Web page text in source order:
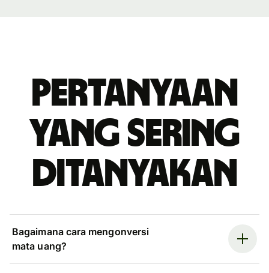
Pertanyaan
yang sering
ditanyakan
Bagaimana cara mengonversi
mata uang?